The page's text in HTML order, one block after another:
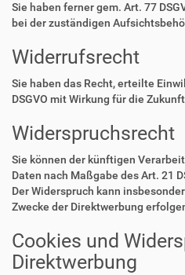
Sie haben ferner gem. Art. 77
bei der zuständigen
Widerrufsrecht
Sie haben das Recht, erteilte
DSGVO mit Wirkung für die
Widerspruchsrecht
Sie können der künftigen
Daten nach Maßgabe des Art. 21
Der Widerspruch kann
Zwecke der Direktwerbung
Cookies und
Direktwerbung